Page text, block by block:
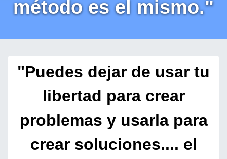
método es el mismo."
"Puedes dejar de usar tu
libertad para crear
problemas y usarla para
crear soluciones.... el